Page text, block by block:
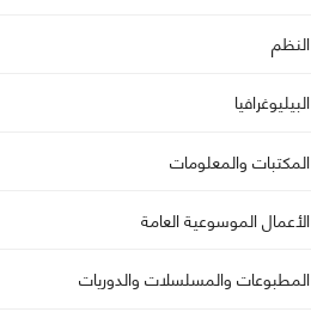
النظم
البيليوغرافيا
المكتبات والمعلومات
الأعمال الموسوعية العامة
المطبوعات والمسلسلات والدوريات